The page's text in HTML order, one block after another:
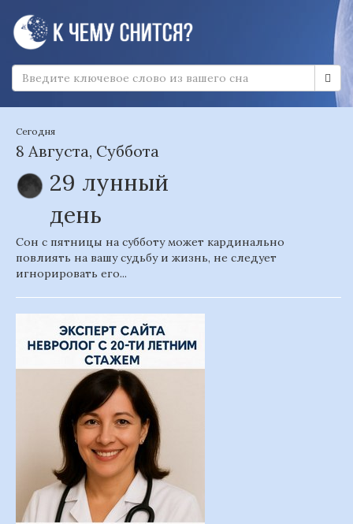
Сегодня
8 Августа, Суббота
29 лунный
день
Сон с пятницы на субботу может кардинально
повлиять на вашу судьбу и жизнь, не следует
игнорировать его...